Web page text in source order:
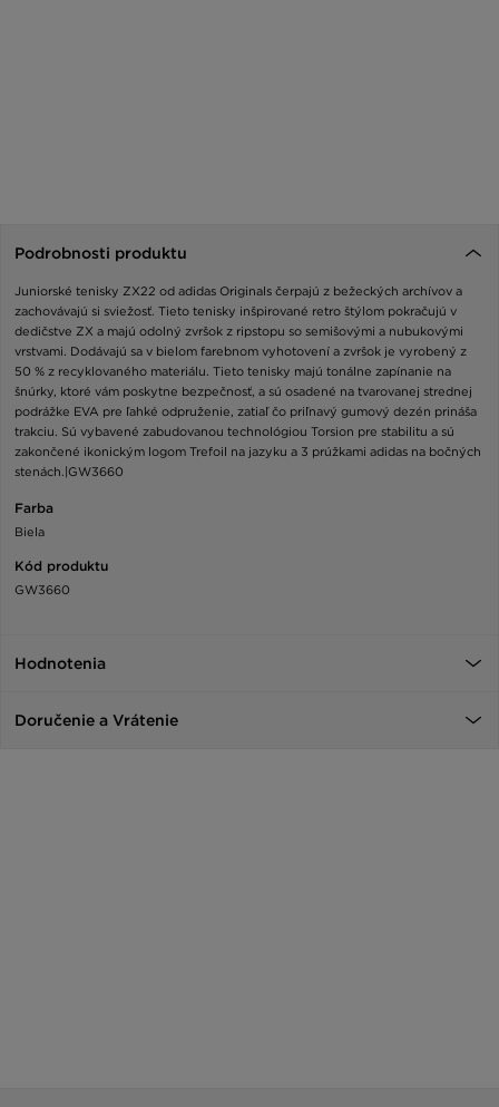
Podrobnosti produktu
Juniorské tenisky ZX22 od adidas Originals čerpajú z bežeckých archívov a
zachovávajú si sviežosť. Tieto tenisky inšpirované retro štýlom pokračujú v
dedičstve ZX a majú odolný zvršok z ripstopu so semišovými a nubukovými
vrstvami. Dodávajú sa v bielom farebnom vyhotovení a zvršok je vyrobený z
50 % z recyklovaného materiálu. Tieto tenisky majú tonálne zapínanie na
šnúrky, ktoré vám poskytne bezpečnosť, a sú osadené na tvarovanej strednej
podrážke EVA pre ľahké odpruženie, zatiaľ čo priľnavý gumový dezén prináša
trakciu. Sú vybavené zabudovanou technológiou Torsion pre stabilitu a sú
zakončené ikonickým logom Trefoil na jazyku a 3 prúžkami adidas na bočných
stenách.|GW3660
Farba
Biela
Kód produktu
GW3660
Hodnotenia
Doručenie a Vrátenie